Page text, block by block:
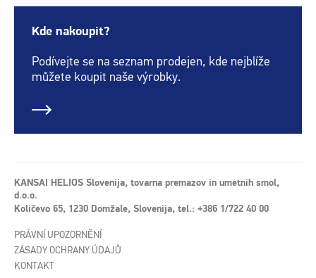
Kde nakoupit?
Podívejte se na seznam prodejen, kde nejblíže
můžete koupit naše výrobky.
KANSAI HELIOS Slovenija, tovarna premazov in umetnih smol,
d.o.o.
Količevo 65, 1230 Domžale, Slovenija, tel.: +386 1/722 40 00
PRÁVNÍ UPOZORNĚNÍ
ZÁSADY OCHRANY ÚDAJŮ
KONTAKT